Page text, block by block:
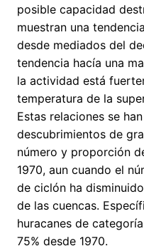
posible capacidad
muestran una
desde mediados del
tendencia hacía una
la actividad está
temperatura de la
Estas relaciones se
descubrimientos de
número y proporción
1970, aun cuando el
de ciclón ha
de las cuencas.
huracanes de
75% desde 1970.